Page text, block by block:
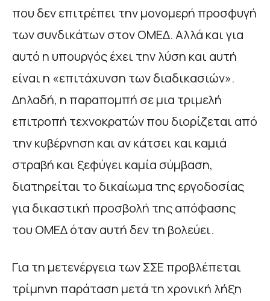
που δεν επιτρέπει την μονομερή προσφυγή
των συνδικάτων στον ΟΜΕΔ. Αλλά και για
αυτό η υπουργός έχει την λύση και αυτή
είναι η «επιτάχυνση των διαδικασιών».
Δηλαδή, η παραπομπή σε μια τριμελή
επιτροπή τεχνοκρατών που διορίζεται από
την κυβέρνηση και αν κάτσει και καμιά
στραβή και ξεφύγει καμία σύμβαση,
διατηρείται το δικαίωμα της εργοδοσίας
για δικαστική προσβολή της απόφασης
του ΟΜΕΔ όταν αυτή δεν τη βολεύει.
Για τη μετενέργεια των ΣΣΕ προβλέπεται
τρίμηνη παράταση μετά τη χρονική λήξη